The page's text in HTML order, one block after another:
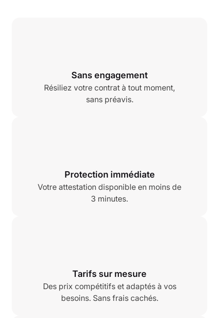
Sans engagement
Résiliez votre contrat à tout moment,
sans préavis.
Protection immédiate
Votre attestation disponible en moins de
3 minutes.
Tarifs sur mesure
Des prix compétitifs et adaptés à vos
besoins. Sans frais cachés.